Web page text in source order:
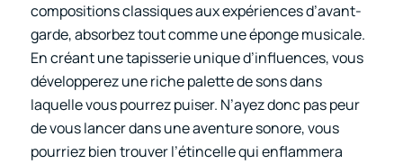
compositions classiques aux expériences d’avant-
garde, absorbez tout comme une éponge musicale.
En créant une tapisserie unique d’influences, vous
développerez une riche palette de sons dans
laquelle vous pourrez puiser. N’ayez donc pas peur
de vous lancer dans une aventure sonore, vous
pourriez bien trouver l’étincelle qui enflammera